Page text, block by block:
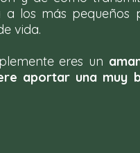
a los más pequeños
vida.
eres un
aportar una muy